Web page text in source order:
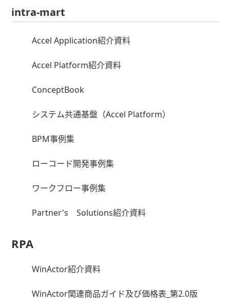
intra-mart
Accel Application紹介資料
Accel Platform紹介資料
ConceptBook
システム共通基盤（Accel Platform）
BPM事例集
ローコード開発事例集
ワークフロー事例集
Partner's Solutions紹介資料
RPA
WinActor紹介資料
WinActor関連商品ガイド及び価格表_第2.0版